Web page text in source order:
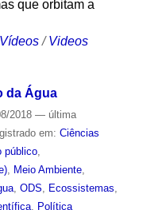
que orbitam a
Vídeos /Videos
da Água
2018 — última
em: Ciências
público,
, Meio Ambiente,
, ODS, Ecossistemas,
, Política